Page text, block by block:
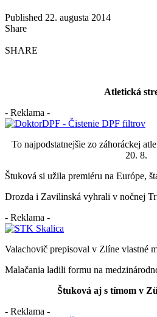
Published 22. augusta 2014
Share
SHARE
Atletická
- Reklama -
To najpodstatnejšie zo záhoráckej
20. 8.
Štuková si užila premiéru na Európe,
Drozda i Zavilinská vyhrali v nočnej
- Reklama -
Valachovič prepisoval v Zlíne vlastné
Malačania ladili formu na
Štuková aj s tímom v Zü
- Reklama -